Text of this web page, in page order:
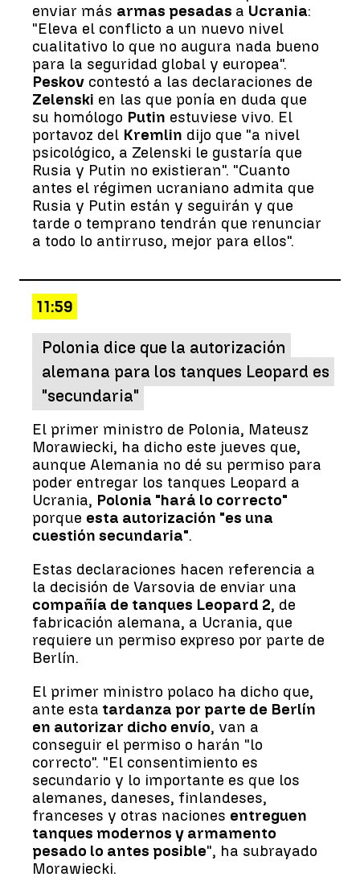
enviar más armas pesadas a Ucrania:
"Eleva el conflicto a un nuevo nivel
cualitativo lo que no augura nada bueno
para la seguridad global y europea".
Peskov contestó a las declaraciones de
Zelenski en las que ponía en duda que
su homólogo Putin estuviese vivo. El
portavoz del Kremlin dijo que "a nivel
psicológico, a Zelenski le gustaría que
Rusia y Putin no existieran". "Cuanto
antes el régimen ucraniano admita que
Rusia y Putin están y seguirán y que
tarde o temprano tendrán que renunciar
a todo lo antirruso, mejor para ellos".
11:59
Polonia dice que la autorización
alemana para los tanques Leopard es
"secundaria"
El primer ministro de Polonia, Mateusz
Morawiecki, ha dicho este jueves que,
aunque Alemania no dé su permiso para
poder entregar los tanques Leopard a
Ucrania, Polonia "hará lo correcto"
porque esta autorización "es una
cuestión secundaria".
Estas declaraciones hacen referencia a
la decisión de Varsovia de enviar una
compañía de tanques Leopard 2, de
fabricación alemana, a Ucrania, que
requiere un permiso expreso por parte de
Berlín.
El primer ministro polaco ha dicho que,
ante esta tardanza por parte de Berlín
en autorizar dicho envío, van a
conseguir el permiso o harán "lo
correcto". "El consentimiento es
secundario y lo importante es que los
alemanes, daneses, finlandeses,
franceses y otras naciones entreguen
tanques modernos y armamento
pesado lo antes posible", ha subrayado
Morawiecki.